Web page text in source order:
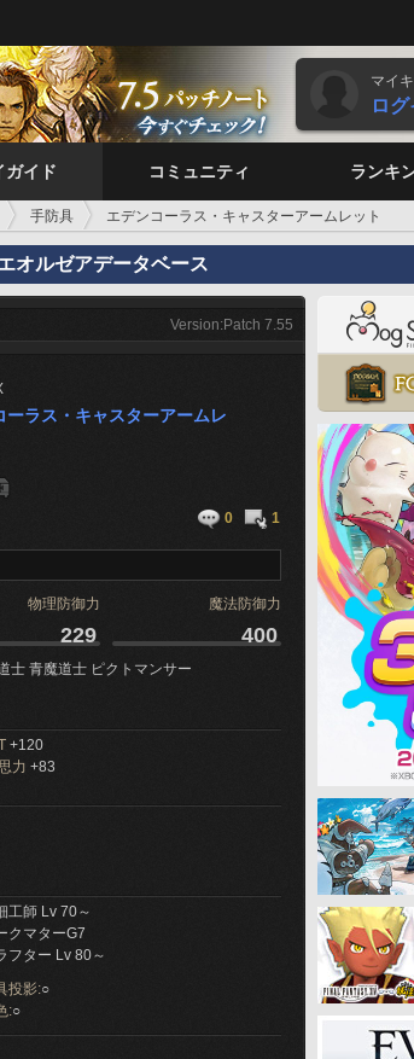
マイ
ロ
ガイド コミュニティ ランキ
手防具 エデンコーラス・キャスターアームレット
オルゼアデータベース
Version:Patch 7.55
ーラス・キャスターアームレ
0 1
物理防御力 魔法防御力
229 400
士 青魔道士 ピクトマンサー
+120
力 +83
工師 Lv 70～
クマターG7
フター Lv 80～
投影:○
:○